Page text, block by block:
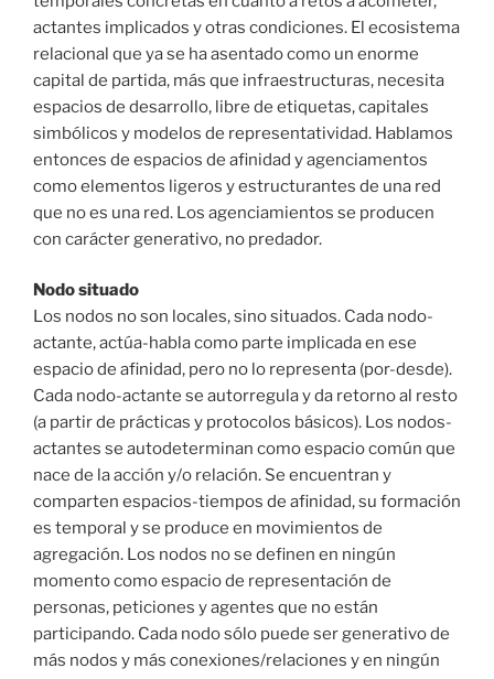
actantes implicados y otras condiciones. El ecosistema
relacional que ya se ha asentado como un enorme
capital de partida, más que infraestructuras, necesita
espacios de desarrollo, libre de etiquetas, capitales
simbólicos y modelos de representatividad. Hablamos
entonces de espacios de afinidad y agenciamentos
como elementos ligeros y estructurantes de una red
que no es una red. Los agenciamientos se producen
con carácter generativo, no predador.
Nodo situado
Los nodos no son locales, sino situados. Cada nodo-
actante, actúa-habla como parte implicada en ese
espacio de afinidad, pero no lo representa (por-desde).
Cada nodo-actante se autorregula y da retorno al resto
(a partir de prácticas y protocolos básicos). Los nodos-
actantes se autodeterminan como espacio común que
nace de la acción y/o relación. Se encuentran y
comparten espacios-tiempos de afinidad, su formación
es temporal y se produce en movimientos de
agregación. Los nodos no se definen en ningún
momento como espacio de representación de
personas, peticiones y agentes que no están
participando. Cada nodo sólo puede ser generativo de
más nodos y más conexiones/relaciones y en ningún